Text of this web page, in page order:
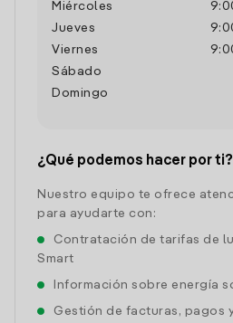
Miércoles
Jueves
Viernes
Sábado
Domingo
¿Qué podemos hacer por ti?
Nuestro equipo te ofrece
para ayudarte con:
Contratación de tarifas de
Smart
Información sobre energía
Gestión de facturas, pagos